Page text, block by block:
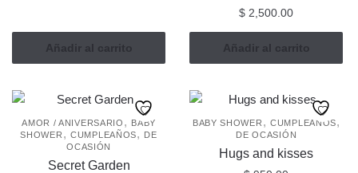
Añadir al carrito
$ 2,500.00
Añadir al carrito
AMOR / ANIVERSARIO , BABY
SHOWER , CUMPLEAÑOS, DE
OCASIÓN
Secret Garden
BABY SHOWER , CUMPLEAÑOS,
DE OCASIÓN
Hugs and kisses